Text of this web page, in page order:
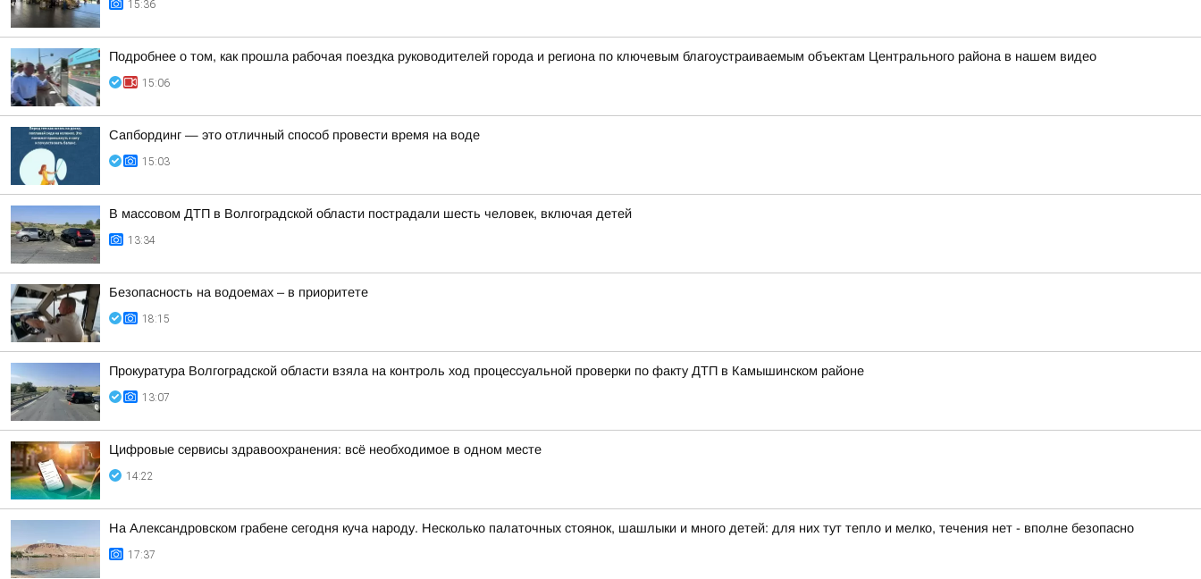
15:36
Подробнее о том, как прошла рабочая поездка руководителей города и региона по ключевым благоустраиваемым объектам Центрального района в нашем видео
15:06
Сапбординг — это отличный способ провести время на воде
15:03
В массовом ДТП в Волгоградской области пострадали шесть человек, включая детей
13:34
Безопасность на водоемах – в приоритете
18:15
Прокуратура Волгоградской области взяла на контроль ход процессуальной проверки по факту ДТП в Камышинском районе
13:07
Цифровые сервисы здравоохранения: всё необходимое в одном месте
14:22
На Александровском грабене сегодня куча народу. Несколько палаточных стоянок, шашлыки и много детей: для них тут тепло и мелко, течения нет - вполне безопасно
17:37